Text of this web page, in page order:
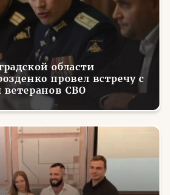
области
провел встречу с
ветеранов СВО